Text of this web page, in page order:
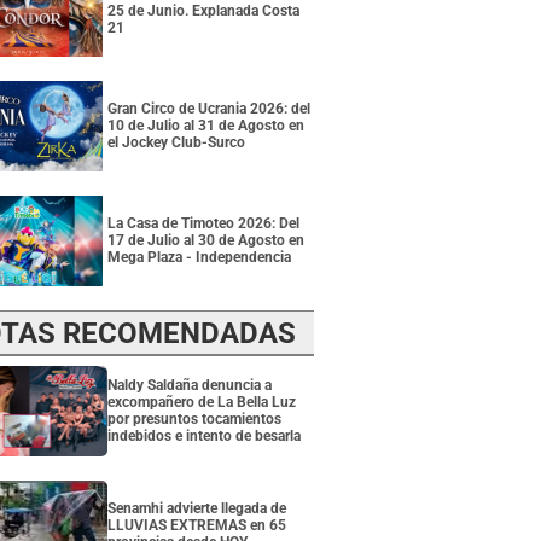
25 de Junio. Explanada Costa
21
Gran Circo de Ucrania 2026: del
10 de Julio al 31 de Agosto en
el Jockey Club-Surco
La Casa de Timoteo 2026: Del
17 de Julio al 30 de Agosto en
Mega Plaza - Independencia
RECOMENDADAS
Naldy Saldaña denuncia a
excompañero de La Bella Luz
por presuntos tocamientos
indebidos e intento de besarla
Senamhi advierte llegada de
LLUVIAS EXTREMAS en 65